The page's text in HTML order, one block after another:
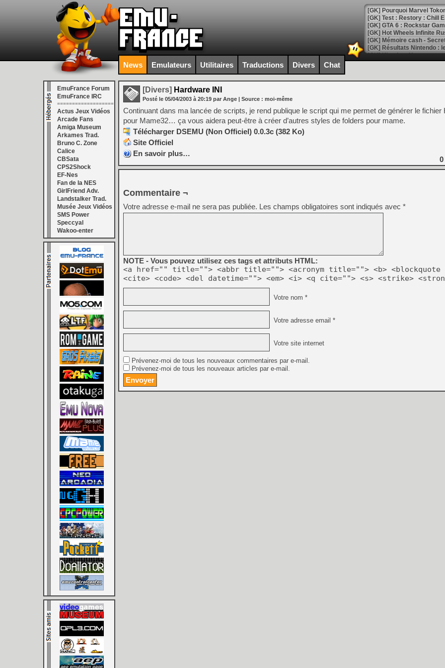
[GK] Pourquoi Marvel
[GK] Test : Restory : Chill
[GK] GTA 6 : Rockstar
[GK] Hot Wheels Infinite
[GK] Mémoire cash -
[GK] Résultats Nintendo :
[GK] Déjà des
[Mo5] Brickboy cherche à
[GK] Minecraft et ses «
[GK] Beast of
[GK] Ubisoft : fin de partie
[GK] Mémoire cash -
[GK] Dan Houser (GTA)
[GK] Comment EA Sports
[GK] Crimson Moon : un
[GK] Isle of Reveries : le
[GK] Moonlighter 2 : The
[GK] Capcom relance
[Mo5] Deux inédits du
[GK] Le beat'em up The
[GK] Endless Legend 2 :
[LS] [PS5] Le WebKit
[GK] Oubliez Crazy Taxi,
[LS] [Switch] NSZ 5.0.0
[GK] No More Room in
[GK] Un chatbot Atelier
[GK] Mémoire cash -
[GK] Nvidia : le prix des
[GK] Suikoden Star Leap
[Mo5] La mini borne
News Emulateurs Utilitaires Traductions Divers Chat
EmuFrance Forum
EmuFrance IRC
===================
Actus Jeux Vidéos
Arcade Fans
Amiga Museum
Arkames Trad.
Bruno C. Zone
Calice
CBSata
CPS2Shock
EF-Nes
Fan de la NES
GirlFriend Adv.
Landstalker Trad.
Musée Jeux Vidéos
SMS Power
Speccyal
Wakoo-enter
[Divers] Hardware INI
Posté le 05/04/2003 à 20:19 par Ange | Source : moi-même
Continuant dans ma lancée de scripts, je rend publique le script qui me permet de générer le fichier
pour Mame32… ça vous aidera peut-être à créer d’autres styles de folders pour mame.
Télécharger DSEMU (Non Officiel) 0.0.3c (382 Ko)
Site Officiel
En savoir plus…
0
Commentaire ¬
Votre adresse e-mail ne sera pas publiée. Les champs obligatoires sont indiqués avec *
NOTE - Vous pouvez utilisez ces tags et attributs HTML:
<a href="" title=""> <abbr title=""> <acronym title=""> <b> <blockquote
<cite> <code> <del datetime=""> <em> <i> <q cite=""> <s> <strike>
Votre nom *
Votre adresse email *
Votre site internet
Prévenez-moi de tous les nouveaux commentaires par e-mail.
Prévenez-moi de tous les nouveaux articles par e-mail.